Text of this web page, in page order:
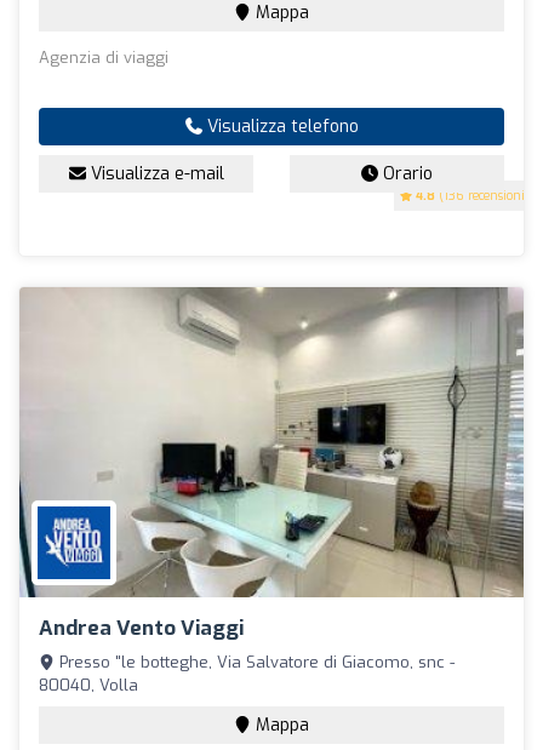
4.8 (136 recensioni)
Mappa
Agenzia di viaggi
Visualizza telefono
Visualizza e-mail Orario
Andrea Vento Viaggi
Presso "le botteghe, Via Salvatore di Giacomo, snc -
80040, Volla
Mappa